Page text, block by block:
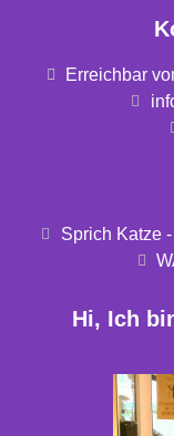
Erreichbar
Sprich Katze
Hi, Ich